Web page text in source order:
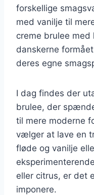
forskellige
med vanilje til
creme brulee
danskerne
deres egne
I dag findes der
brulee, der
til mere moderne
vælger at lave en
fløde og vanilje
eller citrus, er det
imponere.